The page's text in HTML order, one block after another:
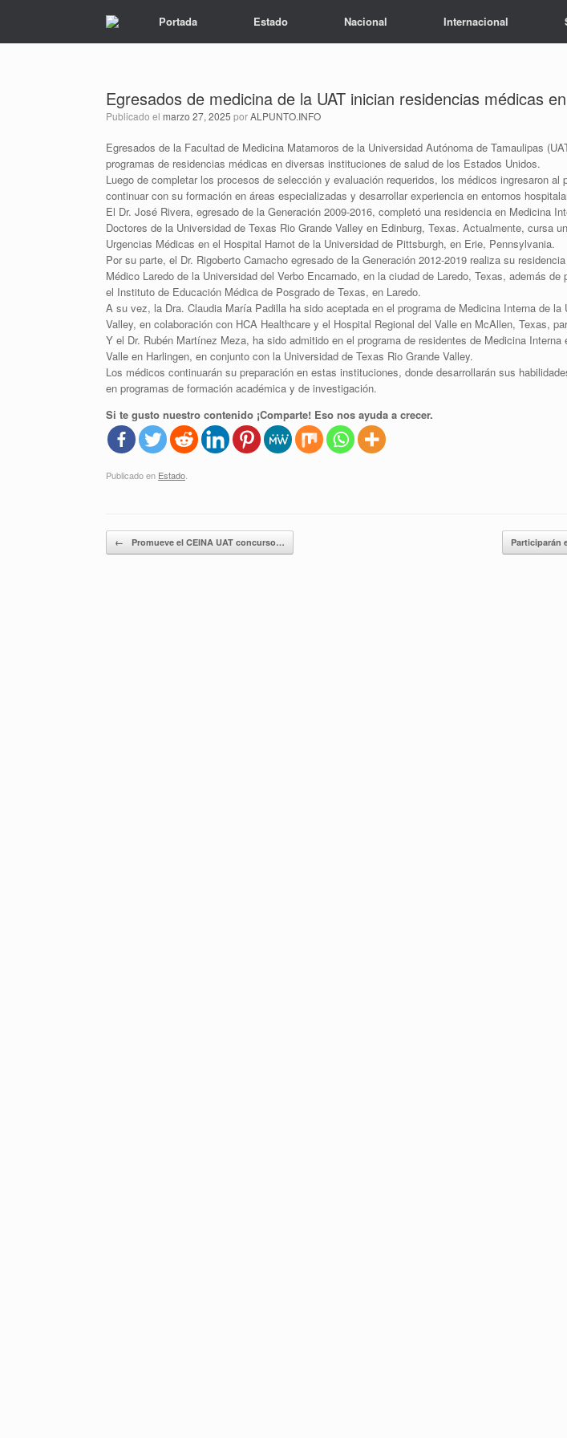
Portada Estado Nacional Internacional
Egresados de medicina de la UAT inician residencias médicas
Publicado el marzo 27, 2025 porALPUNTO.INFO
Egresados de la Facultad de Medicina Matamoros de la Universidad Autónoma de Tamaulipas
programas de residencias médicas en diversas instituciones de salud de los Estados Unidos.
Luego de completar los procesos de selección y evaluación requeridos, los médicos ingresaron al
continuar con su formación en áreas especializadas y desarrollar experiencia en entornos
El Dr. José Rivera, egresado de la Generación 2009-2016, completó una residencia en Medicina
Doctores de la Universidad de Texas Rio Grande Valley en Edinburg, Texas. Actualmente, cursa
Urgencias Médicas en el Hospital Hamot de la Universidad de Pittsburgh, en Erie, Pennsylvania.
Por su parte, el Dr. Rigoberto Camacho egresado de la Generación 2012-2019 realiza su
Médico Laredo de la Universidad del Verbo Encarnado, en la ciudad de Laredo, Texas, además
el Instituto de Educación Médica de Posgrado de Texas, en Laredo.
A su vez, la Dra. Claudia María Padilla ha sido aceptada en el programa de Medicina Interna de la
Valley, en colaboración con HCA Healthcare y el Hospital Regional del Valle en McAllen, Texas,
Y el Dr. Rubén Martínez Meza, ha sido admitido en el programa de residentes de Medicina
Valle en Harlingen, en conjunto con la Universidad de Texas Rio Grande Valley.
Los médicos continuarán su preparación en estas instituciones, donde desarrollarán sus
en programas de formación académica y de investigación.
Si te gusto nuestro contenido ¡Comparte! Eso nos ayuda a crecer.
Publicado en Estado
Navegador de artículos
← Promueve el CEINA UAT concurso… Participarán